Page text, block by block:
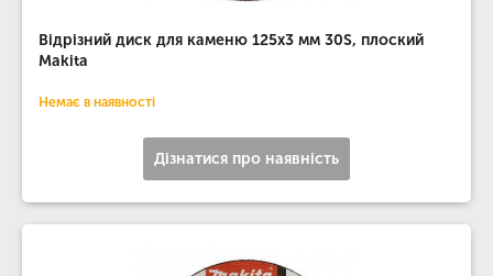
Відрізний диск для каменю 125х3 мм 30S, плоский
Makita
Немає в наявності
Дізнатися про наявність